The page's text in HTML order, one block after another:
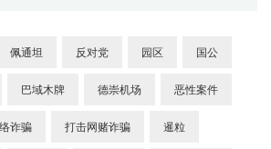
佩通坦 反对党 园区 国公
巴域木牌 德崇机场 恶性案件
诈骗 打击网赌诈骗 暹粒